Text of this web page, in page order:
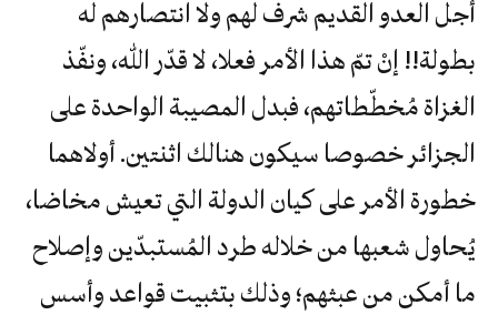
أجل العدو القديم شرف لهم ولا انتصارهم له
بطولة!! إنْ تمّ هذا الأمر فعلا، لا قدّر الله، ونفّذ
الغزاة مُخطّطاتهم، فبدل المصيبة الواحدة على
الجزائر خصوصا سيكون هنالك اثنتين. أولاهما
خطورة الأمر على كيان الدولة التي تعيش مخاضا،
يُحاول شعبها من خلاله طرد المُستبدّين وإصلاح
ما أمكن من عبثهم؛ وذلك بتثبيت قواعد وأسس